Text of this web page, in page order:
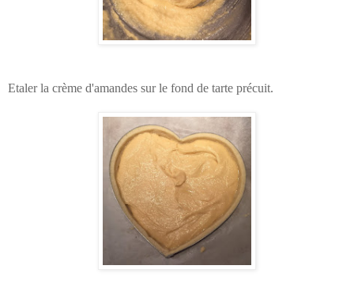
Etaler la crème d'amandes sur le fond de tarte précuit.